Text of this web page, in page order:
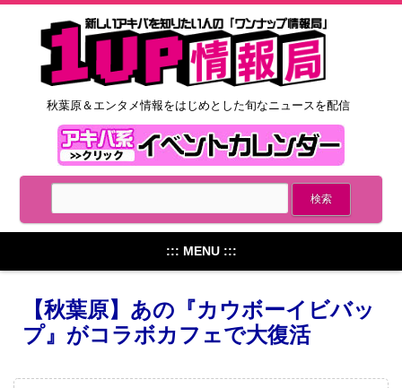
秋葉原＆エンタメ情報をはじめとした旬なニュースを配信
::: MENU :::
【秋葉原】あの『カウボーイビバッ
プ』がコラボカフェで大復活